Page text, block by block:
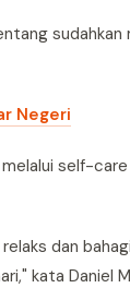
Negeri
self-
dan
kata Daniel